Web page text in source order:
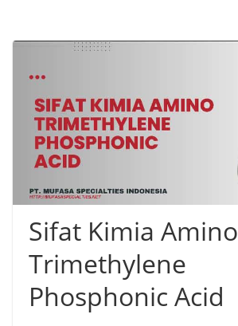
Sifat Kimia Amino
Trimethylene
Phosphonic Acid